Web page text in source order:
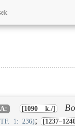
A: [1090 k./]
1: 236);